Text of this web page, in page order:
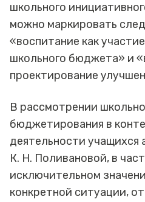
школьного
можно маркировать
«воспитание как
школьного бюджета» и
проектирование
В рассмотрении
бюджетирования в
деятельности учащихся
К. Н. Поливановой, в
исключительном
конкретной ситуации,